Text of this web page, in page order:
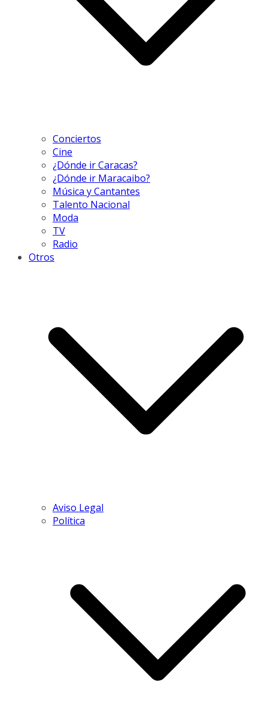
Conciertos
Cine
¿Dónde ir Caracas?
¿Dónde ir Maracaibo?
Música y Cantantes
Talento Nacional
Moda
TV
Radio
Otros
Aviso Legal
Política